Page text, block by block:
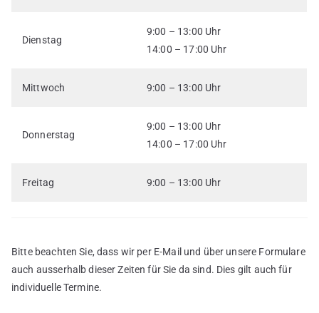
Dienstag
9:00 – 13:00 Uhr
14:00 – 17:00 Uhr
Mittwoch 9:00 – 13:00 Uhr
Donnerstag
9:00 – 13:00 Uhr
14:00 – 17:00 Uhr
Freitag 9:00 – 13:00 Uhr
Bitte beachten Sie, dass wir per E-Mail und über unsere Formulare
auch ausserhalb dieser Zeiten für Sie da sind. Dies gilt auch für
individuelle Termine.